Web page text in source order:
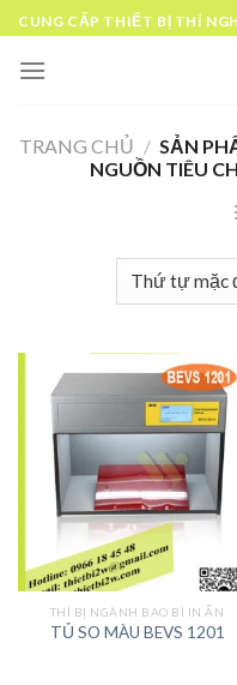
Skip
to
content
CUNG CẤP THIẾT BỊ THÍ
TRANG CHỦ / SẢN
NGUỒN TIÊU
THÍ BỊ NGÀNH BAO BÌ IN ẤN
TỦ SO MÀU BEVS 1201